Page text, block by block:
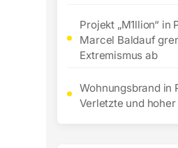
Projekt „M1llion“ in
Marcel Baldauf
Extremismus ab
Wohnungsbrand in
Verletzte und